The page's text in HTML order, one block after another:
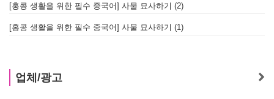
[홍콩 생활을 위한 필수 중국어] 사물 묘사하기 (2)
[홍콩 생활을 위한 필수 중국어] 사물 묘사하기 (1)
업체/광고